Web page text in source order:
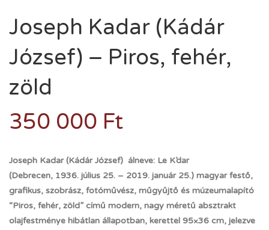
Joseph Kadar (Kádár
József) – Piros, fehér,
zöld
350 000 Ft
Joseph Kadar (Kádár József) álneve: Le K’dar
(Debrecen, 1936. július 25. – 2019. január 25.) magyar festő,
grafikus, szobrász, fotóművész, műgyűjtő és múzeumalapító
“Piros, fehér, zöld” című modern, nagy méretű absztrakt
olajfestménye hibátlan állapotban, kerettel 95×36 cm, jelezve